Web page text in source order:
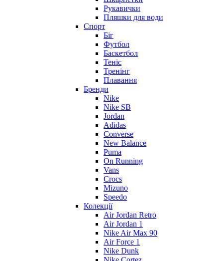
Рукавички
Пляшки для води
Спорт
Біг
Футбол
Баскетбол
Теніс
Тренінг
Плавання
Бренди
Nike
Nike SB
Jordan
Adidas
Converse
New Balance
Puma
On Running
Vans
Crocs
Mizuno
Speedo
Колекції
Air Jordan Retro
Air Jordan 1
Nike Air Max 90
Air Force 1
Nike Dunk